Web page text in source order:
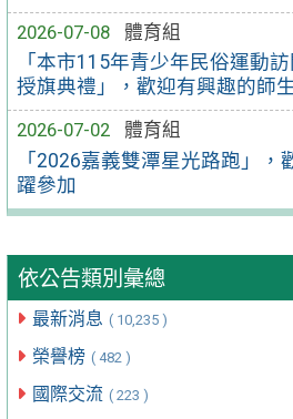
2026-07-08
體育組
「本市115年青少年民俗運動
授旗典禮」，歡迎有興趣的師
2026-07-02
體育組
「2026嘉義雙潭星光路跑」，
躍參加
依公告類別彙總
最新消息 ( 10,235 )
榮譽榜 ( 482 )
國際交流 ( 223 )